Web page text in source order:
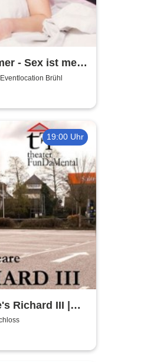
- Sex ist mehr
Brühl
19:00 Uhr
Richard III |
Brühl